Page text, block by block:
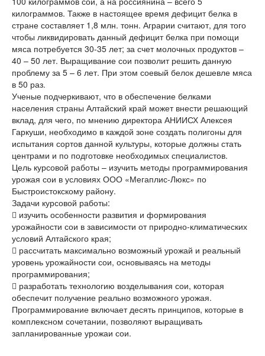
килограммов. Также в настоящее время дефицит белка в
стране составляет 1,8 млн. тонн. Аграрии считают, для того
чтобы ликвидировать данный дефицит белка при помощи
мяса потребуется 30-35 лет; за счет молочных продуктов –
40 – 50 лет. Выращивание сои позволит решить данную
проблему за 5 – 6 лет. При этом соевый белок дешевле мяса
в 50 раз.
Ученые подчеркивают, что в обеспечение белками
населения страны Алтайский край может внести решающий
вклад, для чего, по мнению директора АНИИСХ Алексея
Гаркуши, необходимо в каждой зоне создать полигоны для
испытания сортов данной культуры, которые должны стать
центрами и по подготовке необходимых специалистов.
Цель курсовой работы – изучить методы программирования
урожая сои в условиях ООО «Мегаплис-Люкс» по
Быстроистокскому району.
Задачи курсовой работы:
 изучить особенности развития и формирования
урожайности сои в зависимости от природно-климатических
условий Алтайского края;
 рассчитать максимально возможный урожай и реальный
уровень урожайности сои, основываясь на методы
программирования;
 разработать технологию возделывания сои, которая
обеспечит получение реально возможного урожая.
Программирование включает десять принципов, которые в
комплексном сочетании, позволяют выращивать
запланированные урожаи сои.